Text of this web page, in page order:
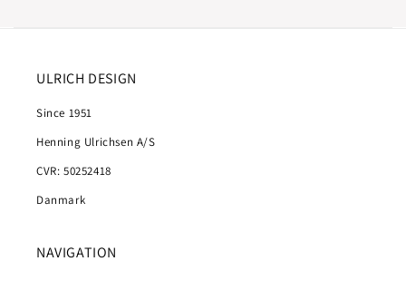
ULRICH DESIGN
Since 1951
Henning Ulrichsen A/S
CVR: 50252418
Danmark
NAVIGATION